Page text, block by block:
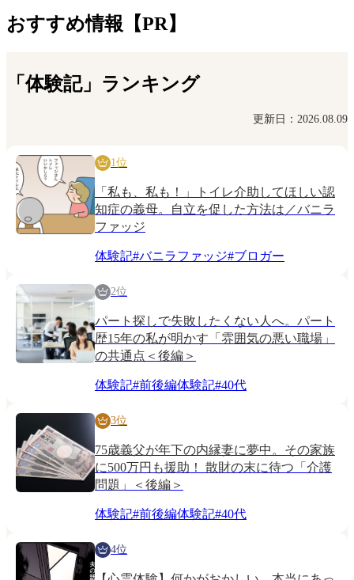
おすすめ情報【PR】
「体験記」ランキング
更新日：2026.08.09
1位
「私も、私も！」トイレ介助してほしい認
知症の義母。自立を促した方法は／バニラ
ファッジ
体験記#バニラファッジ#ブロガー
2位
パート探しで失敗したくない人へ。パート
歴15年の私が明かす「雰囲気の悪い職場」
の共通点＜後編＞
体験記#前後編体験記#40代
3位
75歳義父が年下の内縁妻に夢中。その家族
に500万円も援助！ 散財の末に待つ「介護
問題」＜後編＞
体験記#前後編体験記#40代
4位